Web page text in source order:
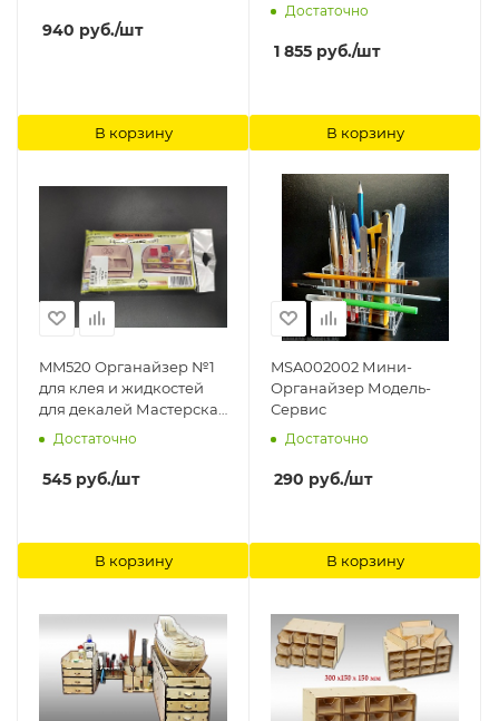
940 руб./шт
В корзину
Достаточно
1 855 руб./шт
В корзину
MM520 Органайзер №1
для клея и жидкостей
для декалей Мастерская
Мажор Моделс
Достаточно
545 руб./шт
В корзину
MSA002002 Мини-
Органайзер Модель-
Сервис
Достаточно
290 руб./шт
В корзину